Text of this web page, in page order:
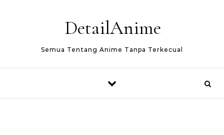
DetailAnime
Semua Tentang Anime Tanpa Terkecual